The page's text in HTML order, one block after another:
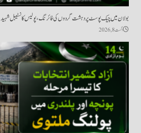
بولان میں چیک پوسٹ پر دہشت گردوں کی فائرنگ، پولیس کانسٹیبل شہید
اگست 8, 2026